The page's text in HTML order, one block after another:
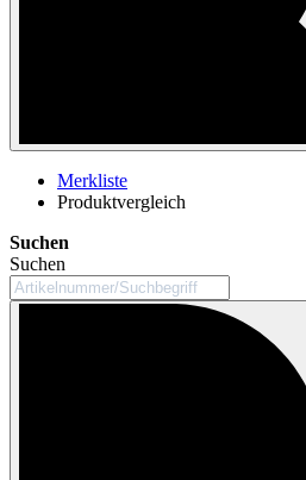
Merkliste
Produktvergleich
Suchen
Suchen